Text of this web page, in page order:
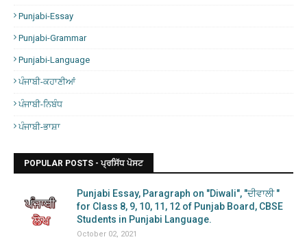
Punjabi-Essay
Punjabi-Grammar
Punjabi-Language
ਪੰਜਾਬੀ-ਕਹਾਣੀਆਂ
ਪੰਜਾਬੀ-ਨਿਬੰਧ
ਪੰਜਾਬੀ-ਭਾਸ਼ਾ
POPULAR POSTS - ਪ੍ਰਸਿੱਧ ਪੋਸਟ
Punjabi Essay, Paragraph on "Diwali", "ਦੀਵਾਲੀ "
for Class 8, 9, 10, 11, 12 of Punjab Board, CBSE
Students in Punjabi Language.
October 02, 2021